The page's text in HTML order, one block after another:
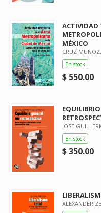
ACTIVIDAD
MÉXICO
CRUZ
En stock
$ 550.00
JOSE
En stock
$ 350.00
ALEXANDER